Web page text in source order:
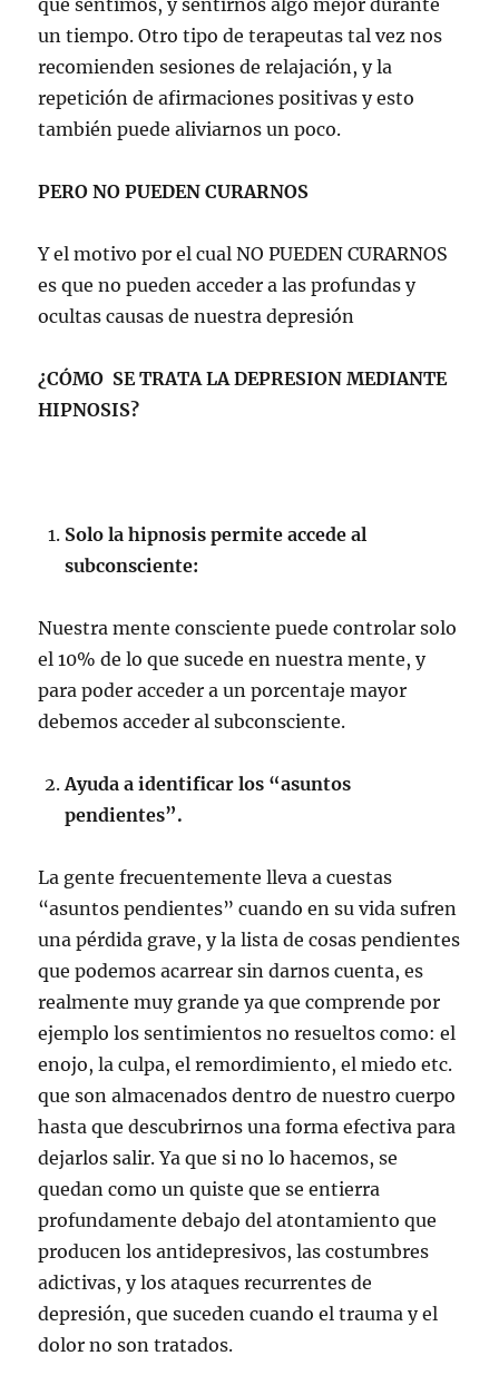
que sentimos, y sentirnos algo mejor durante
un tiempo. Otro tipo de terapeutas tal vez nos
recomienden sesiones de relajación, y la
repetición de afirmaciones positivas y esto
también puede aliviarnos un poco.
PERO NO PUEDEN CURARNOS
Y el motivo por el cual NO PUEDEN CURARNOS
es que no pueden acceder a las profundas y
ocultas causas de nuestra depresión
¿CÓMO SE TRATA LA DEPRESION MEDIANTE
HIPNOSIS?
Solo la hipnosis permite accede al
subconsciente:
Nuestra mente consciente puede controlar solo
el 10% de lo que sucede en nuestra mente, y
para poder acceder a un porcentaje mayor
debemos acceder al subconsciente.
Ayuda a identificar los “asuntos
pendientes”.
La gente frecuentemente lleva a cuestas
“asuntos pendientes” cuando en su vida sufren
una pérdida grave, y la lista de cosas pendientes
que podemos acarrear sin darnos cuenta, es
realmente muy grande ya que comprende por
ejemplo los sentimientos no resueltos como: el
enojo, la culpa, el remordimiento, el miedo etc.
que son almacenados dentro de nuestro cuerpo
hasta que descubrirnos una forma efectiva para
dejarlos salir. Ya que si no lo hacemos, se
quedan como un quiste que se entierra
profundamente debajo del atontamiento que
producen los antidepresivos, las costumbres
adictivas, y los ataques recurrentes de
depresión, que suceden cuando el trauma y el
dolor no son tratados.